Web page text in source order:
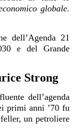
globale.
dell’Agenda 21
e del Grande
Strong
dell’agenda
primi anni ’70 fu
un petroliere